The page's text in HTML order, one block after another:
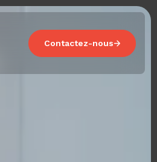
Contactez-nous